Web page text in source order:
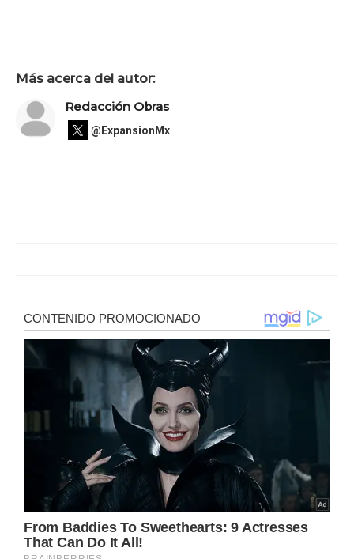
Más acerca del autor:
Redacción Obras
@ExpansionMx